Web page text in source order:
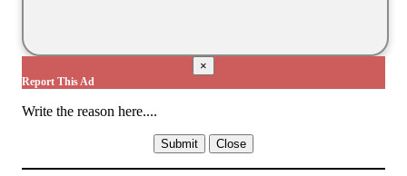
×
Report This Ad
Write the reason here....
Submit Close